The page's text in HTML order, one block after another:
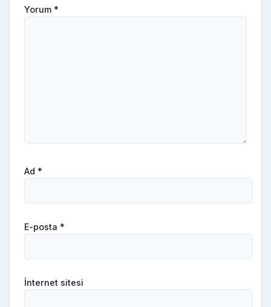
Yorum *
Ad *
E-posta *
İnternet sitesi